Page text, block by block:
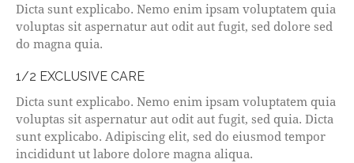
Dicta sunt explicabo. Nemo enim ipsam voluptatem quia
voluptas sit aspernatur aut odit aut fugit, sed dolore sed
do magna quia.
1/2 EXCLUSIVE CARE
Dicta sunt explicabo. Nemo enim ipsam voluptatem quia
voluptas sit aspernatur aut odit aut fugit, sed quia. Dicta
sunt explicabo. Adipiscing elit, sed do eiusmod tempor
incididunt ut labore dolore magna aliqua.